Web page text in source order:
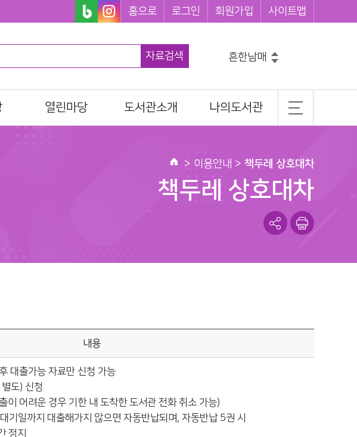
홈으로 로그인 회원가입 사이트맵
자료검색
흔한남매
코믹메이플스토리수학도둑
마법천자문
손오공의한자대탐험마법천자문
설민석의한국사대모험
열린마당 도서관소개
조직 및 담당업무
나의도서관
도서이용정보
관심도서목록
나의신청정보
홈
> 이용안내 > 책두레 상호대차
책두레 상호대차
내용
대출가능 자료만 신청 가능
도) 신청
이 어려운 경우 기한 내 도착한 도서관 전화 취소 가능)
기일까지 대출해가지 않으면 자동반납되며, 자동반납 5권 시
정지